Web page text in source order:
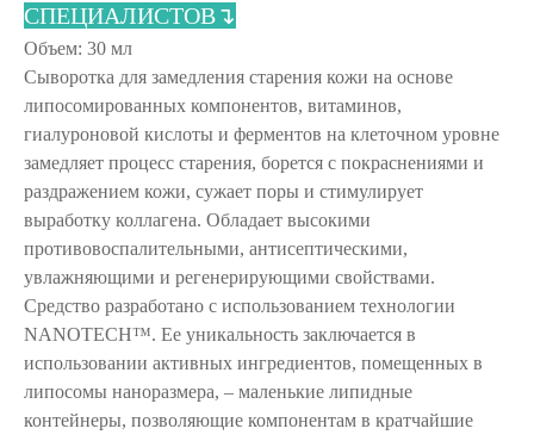
СПЕЦИАЛИСТОВ↴
Объем: 30 мл
Сыворотка для замедления старения кожи на основе
липосомированных компонентов, витаминов,
гиалуроновой кислоты и ферментов на клеточном уровне
замедляет процесс старения, борется с покраснениями и
раздражением кожи, сужает поры и стимулирует
выработку коллагена. Обладает высокими
противовоспалительными, антисептическими,
увлажняющими и регенерирующими свойствами.
Средство разработано с использованием технологии
NANOTECH™. Ее уникальность заключается в
использовании активных ингредиентов, помещенных в
липосомы наноразмера, – маленькие липидные
контейнеры, позволяющие компонентам в кратчайшие